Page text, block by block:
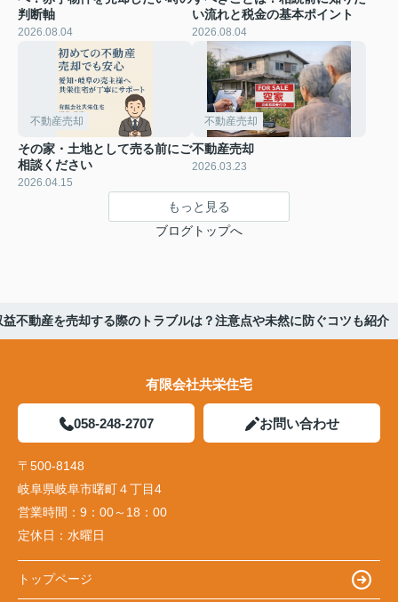
判断軸
2026.08.04
い流れと税金の基本ポイント
2026.08.04
不動産売却
その家・土地として売る前にご
相談ください
2026.04.15
不動産売却
不動産売却
2026.03.23
もっと見る
ブログトップへ
益不動産を売却する際のトラブルは？注意点や未然に防ぐコツも紹介
有限会社共栄住宅
058-248-2707 お問い合わせ
〒500-8148
岐阜県岐阜市曙町４丁目4
営業時間： 9：00～18：00
定休日： 水曜日
トップページ